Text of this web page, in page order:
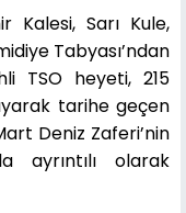
Kalesi, Sarı Kule,
Tabyası’ndan
TSO heyeti, 215
tarihe geçen
Deniz Zaferi’nin
ayrıntılı olarak